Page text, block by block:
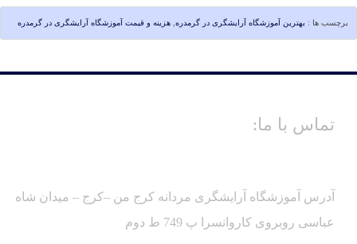
برچسب ها : بهترین آموزشگاه آرایشگری در گرمدره هزینه و قیمت آموزشگاه آرایشگری در گرمدره
تماس با ما:
آدرس آموزشگاه آرایشگری مردانه کرج من –کرج – میدان شاه
عباسی روبروی کاروانسرا پ 749 ط دوم